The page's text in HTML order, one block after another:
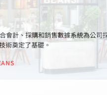
會計、採購和銷售數據系統為公司
術奠定了基礎。